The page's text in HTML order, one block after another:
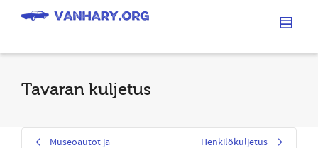
Tavaran kuljetus
Museoautot ja
Henkilökuljetus